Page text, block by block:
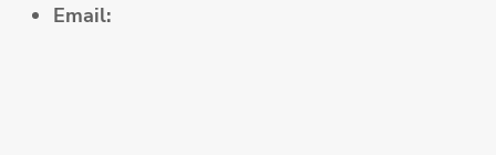
Email: